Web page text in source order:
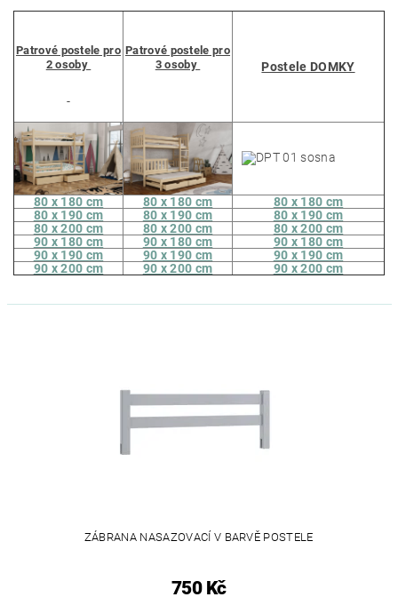
Patrové postele pro
2 osoby
Patrové postele pro
3 osoby
Postele DOMKY
80 x 180 cm 80 x 180 cm
80 x 180 cm
80 x 190 cm
80 x 190 cm
80 x 190 cm
80 x 200 cm
80 x 200 cm
80 x 200 cm
90 x 180 cm
90 x 180 cm
90 x 180 cm
90 x 190 cm
90 x 190 cm
90 x 190 cm
90 x 200 cm
90 x 200 cm 90 x 200 cm
ZÁBRANA NASAZOVACÍ V BARVĚ POSTELE
750 Kč